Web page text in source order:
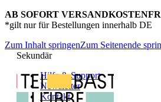
AB SOFORT
*gilt nur für Bestellungen innerhalb DE
Zum Inhalt springenZum Seitenende
Sekundär
Hilfe & Support
Newsletter
Kontakt